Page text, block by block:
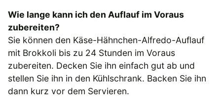
Wie lange kann ich den Auflauf im Voraus
zubereiten?
Sie können den Käse-Hähnchen-Alfredo-Auflauf
mit Brokkoli bis zu 24 Stunden im Voraus
zubereiten. Decken Sie ihn einfach gut ab und
stellen Sie ihn in den Kühlschrank. Backen Sie ihn
dann kurz vor dem Servieren.